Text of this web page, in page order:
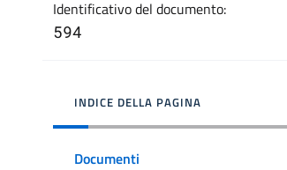
Identificativo del documento:
594
INDICE DELLA PAGINA
Documenti